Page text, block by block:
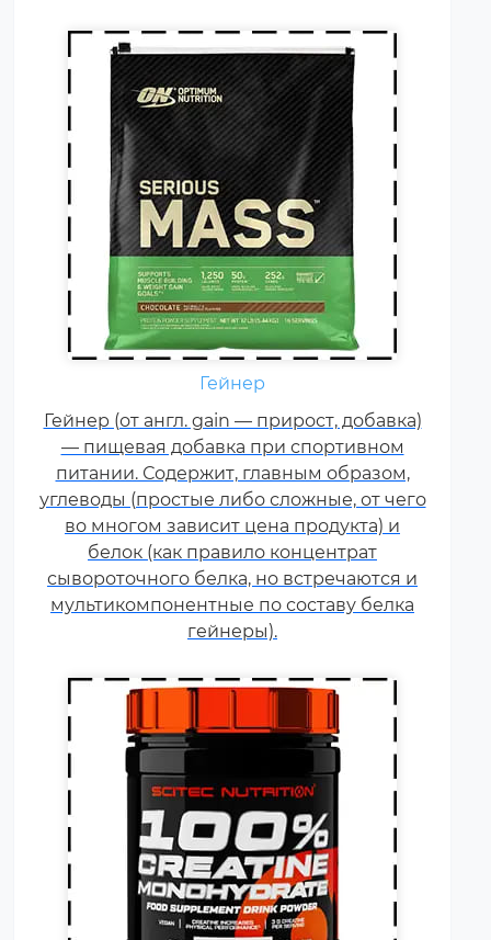
Гейнер
Гейнер (от англ. gain — прирост, добавка)
— пищевая добавка при спортивном
питании. Содержит, главным образом,
углеводы (простые либо сложные, от чего
во многом зависит цена продукта) и
белок (как правило концентрат
сывороточного белка, но встречаются и
мультикомпонентные по составу белка
гейнеры).
Креатин – спортивная добавка,
используемая в силовых видах
спорта, фитнесе, а также видах
спорта связанных с
динамической нагрузкой или
силовой выносливостью. Это
кислота, синтезируемая в
организме человека в
скелетных мышцах.